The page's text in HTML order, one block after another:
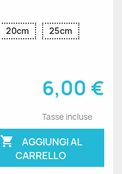
20cm
25cm
6,00 €
Tasse incluse

CARRELLO